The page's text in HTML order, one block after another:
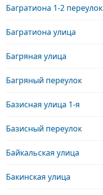
Багратиона 1-2 переулок
Багратиона улица
Багряная улица
Багряный переулок
Базисная улица 1-я
Базисный переулок
Байкальская улица
Бакинская улица